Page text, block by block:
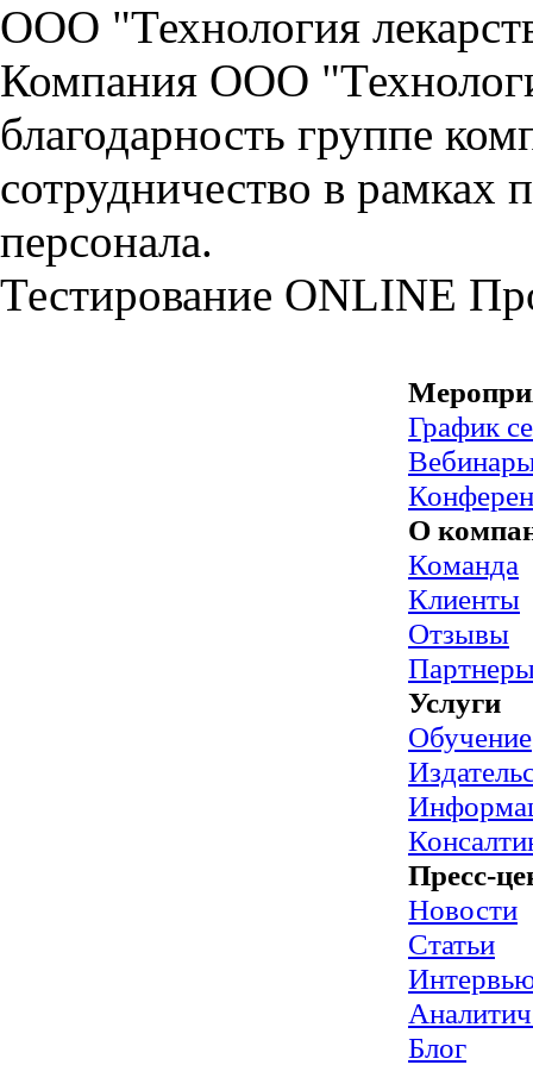
ООО "Технология
Компания ООО
благодарность группе
сотрудничество в рамках
персонала.
Тестирование ONLINE
График
О
Команда
Клиенты
Отзывы
Услуги
Обучение
Пресс-
Новости
Статьи
Блог